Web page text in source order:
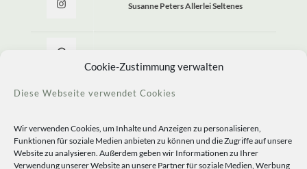
Cookie-Zustimmung verwalten
Diese Webseite verwendet Cookies
Wir verwenden Cookies, um Inhalte und Anzeigen zu personalisieren,
Funktionen für soziale Medien anbieten zu können und die Zugriffe auf unsere
Website zu analysieren. Außerdem geben wir Informationen zu Ihrer
Verwendung unserer Website an unsere Partner für soziale Medien, Werbung
Susanne Peters Allerlei Seltenes